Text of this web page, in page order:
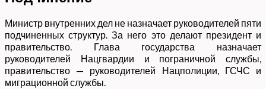
Министр внутренних дел не назначает руководителей пяти
подчиненных структур. За него это делают президент и
правительство. Глава государства назначает
руководителей Нацгвардии и пограничной службы,
правительство — руководителей Нацполиции, ГСЧС и
миграционной службы.